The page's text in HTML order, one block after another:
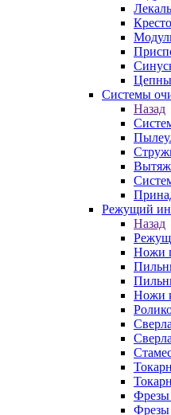
Системы
Назад
Режущий
Назад
Ножи
Ножи
Фрезы
Фрезы